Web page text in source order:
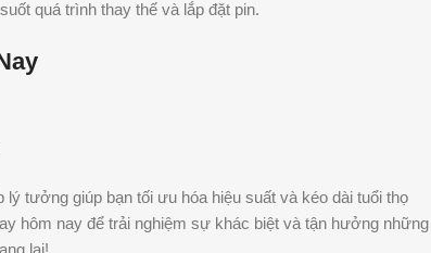
quá trình thay thế và lắp đặt pin.
lý tưởng giúp bạn tối ưu hóa hiệu suất và kéo dài tuổi thọ
hôm nay để trải nghiệm sự khác biệt và tận hưởng những
lại!